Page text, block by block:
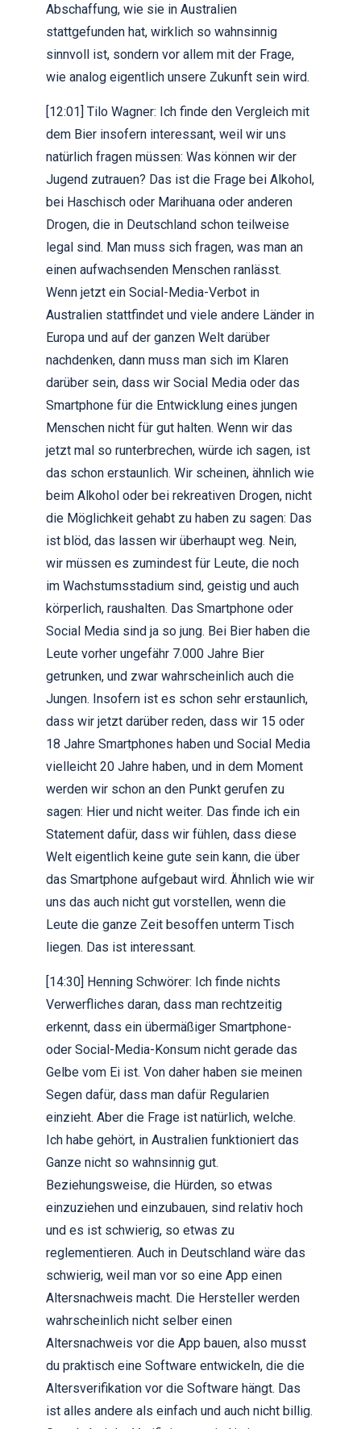
Abschaffung, wie sie in Australien
stattgefunden hat, wirklich so wahnsinnig
sinnvoll ist, sondern vor allem mit der Frage,
wie analog eigentlich unsere Zukunft sein wird.
[12:01] Tilo Wagner: Ich finde den Vergleich mit
dem Bier insofern interessant, weil wir uns
natürlich fragen müssen: Was können wir der
Jugend zutrauen? Das ist die Frage bei Alkohol,
bei Haschisch oder Marihuana oder anderen
Drogen, die in Deutschland schon teilweise
legal sind. Man muss sich fragen, was man an
einen aufwachsenden Menschen ranlässt.
Wenn jetzt ein Social-Media-Verbot in
Australien stattfindet und viele andere Länder in
Europa und auf der ganzen Welt darüber
nachdenken, dann muss man sich im Klaren
darüber sein, dass wir Social Media oder das
Smartphone für die Entwicklung eines jungen
Menschen nicht für gut halten. Wenn wir das
jetzt mal so runterbrechen, würde ich sagen, ist
das schon erstaunlich. Wir scheinen, ähnlich wie
beim Alkohol oder bei rekreativen Drogen, nicht
die Möglichkeit gehabt zu haben zu sagen: Das
ist blöd, das lassen wir überhaupt weg. Nein,
wir müssen es zumindest für Leute, die noch
im Wachstumsstadium sind, geistig und auch
körperlich, raushalten. Das Smartphone oder
Social Media sind ja so jung. Bei Bier haben die
Leute vorher ungefähr 7.000 Jahre Bier
getrunken, und zwar wahrscheinlich auch die
Jungen. Insofern ist es schon sehr erstaunlich,
dass wir jetzt darüber reden, dass wir 15 oder
18 Jahre Smartphones haben und Social Media
vielleicht 20 Jahre haben, und in dem Moment
werden wir schon an den Punkt gerufen zu
sagen: Hier und nicht weiter. Das finde ich ein
Statement dafür, dass wir fühlen, dass diese
Welt eigentlich keine gute sein kann, die über
das Smartphone aufgebaut wird. Ähnlich wie wir
uns das auch nicht gut vorstellen, wenn die
Leute die ganze Zeit besoffen unterm Tisch
liegen. Das ist interessant.
[14:30] Henning Schwörer: Ich finde nichts
Verwerfliches daran, dass man rechtzeitig
erkennt, dass ein übermäßiger Smartphone-
oder Social-Media-Konsum nicht gerade das
Gelbe vom Ei ist. Von daher haben sie meinen
Segen dafür, dass man dafür Regularien
einzieht. Aber die Frage ist natürlich, welche.
Ich habe gehört, in Australien funktioniert das
Ganze nicht so wahnsinnig gut.
Beziehungsweise, die Hürden, so etwas
einzuziehen und einzubauen, sind relativ hoch
und es ist schwierig, so etwas zu
reglementieren. Auch in Deutschland wäre das
schwierig, weil man vor so eine App einen
Altersnachweis macht. Die Hersteller werden
wahrscheinlich nicht selber einen
Altersnachweis vor die App bauen, also musst
du praktisch eine Software entwickeln, die die
Altersverifikation vor die Software hängt. Das
ist alles andere als einfach und auch nicht billig.